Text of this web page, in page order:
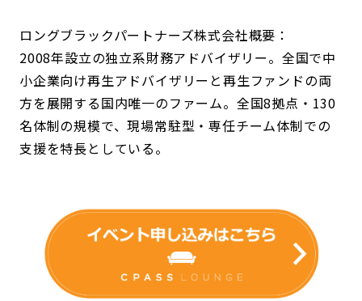
ロングブラックパートナーズ株式会社概要：
2008年設立の独立系財務アドバイザリー。全国で中
小企業向け再生アドバイザリーと再生ファンドの両
方を展開する国内唯一のファーム。全国8拠点・130
名体制の規模で、現場常駐型・専任チーム体制での
支援を特長としている。